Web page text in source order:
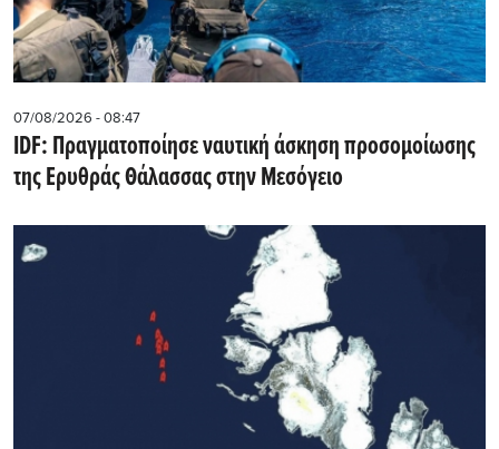
07/08/2026 - 08:47
IDF: Πραγματοποίησε ναυτική άσκηση προσομοίωσης
της Ερυθράς Θάλασσας στην Μεσόγειο